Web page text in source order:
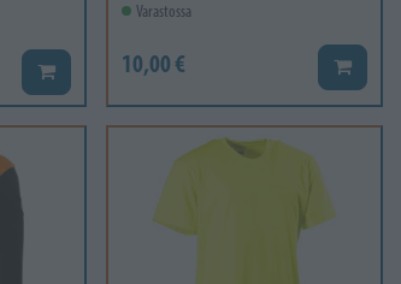
Lisää koriin
Varastossa
10,00 € Lisää